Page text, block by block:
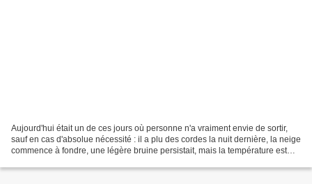
Aujourd'hui était un de ces jours où personne n'a vraiment envie de sortir,
sauf en cas d'absolue nécessité : il a plu des cordes la nuit dernière, la neige
commence à fondre, une légère bruine persistait, mais la température est